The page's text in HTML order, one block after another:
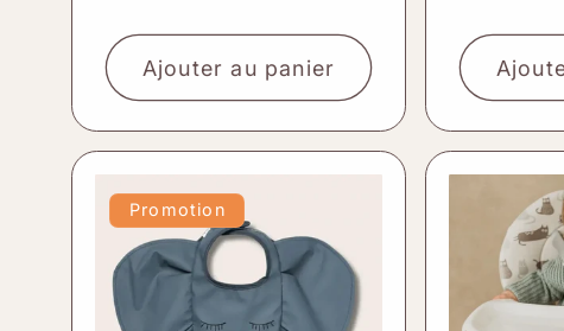
Ajouter au panier
Promotion